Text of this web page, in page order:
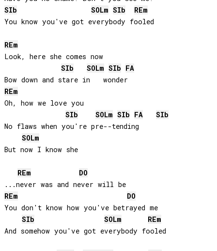
SIb
SOLm SIb REm
You know you've got everybody fooled
REm
Look, here she comes now
SIb
SOLm SIb FA
REm
Oh, how we love you
SIb
SOLm SIb FA
SIb
No flaws when you're pre--tending
SOLm
But now I know she
REm
DO
...never was and never will be
REm
DO
You don't know how you've betrayed me
SIb
SOLm REm
And somehow you've got everybody fooled